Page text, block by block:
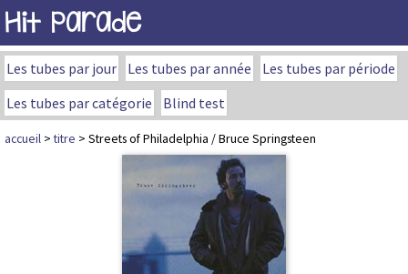
Hit Parade
Les tubes par jour Les tubes par année
Les tubes par période
Les tubes par catégorie
Blind test
accueil >titre > Streets of Philadelphia / Bruce Springsteen